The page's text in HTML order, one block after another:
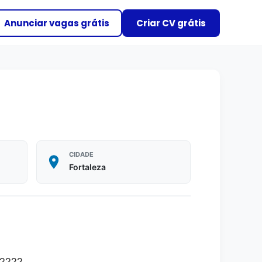
Anunciar vagas grátis Criar CV grátis
CIDADE
Fortaleza